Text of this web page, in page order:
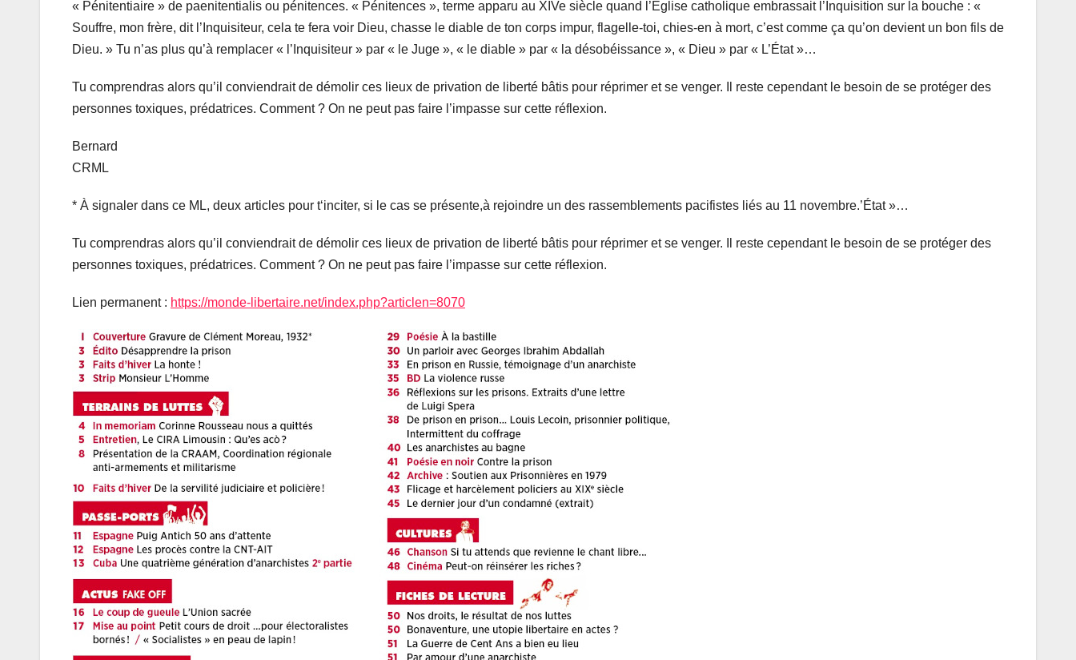
« Pénitentiaire » de paenitentialis ou pénitences. « Pénitences », terme apparu au XIVe siècle quand l’Église catholique embrassait l’Inquisition sur la bouche : «
Souffre, mon frère, dit l’Inquisiteur, cela te fera voir Dieu, chasse le diable de ton corps impur, flagelle-toi, chies-en à mort, c’est comme ça qu’on devient un bon fils de
Dieu. » Tu n’as plus qu’à remplacer « l’Inquisiteur » par « le Juge », « le diable » par « la désobéissance », « Dieu » par « L’État »…
Tu comprendras alors qu’il conviendrait de démolir ces lieux de privation de liberté bâtis pour réprimer et se venger. Il reste cependant le besoin de se protéger des
personnes toxiques, prédatrices. Comment ? On ne peut pas faire l’impasse sur cette réflexion.
Bernard
CRML
* À signaler dans ce ML, deux articles pour t‘inciter, si le cas se présente,à rejoindre un des rassemblements pacifistes liés au 11 novembre.’État »…
Tu comprendras alors qu’il conviendrait de démolir ces lieux de privation de liberté bâtis pour réprimer et se venger. Il reste cependant le besoin de se protéger des
personnes toxiques, prédatrices. Comment ? On ne peut pas faire l’impasse sur cette réflexion.
Lien permanent : https://monde-libertaire.net/index.php?articlen=8070